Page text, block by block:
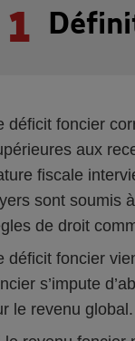
1
déficit foncier
aux
fiscale
sont soumis
de droit
déficit foncier
s’impute
le revenu global.